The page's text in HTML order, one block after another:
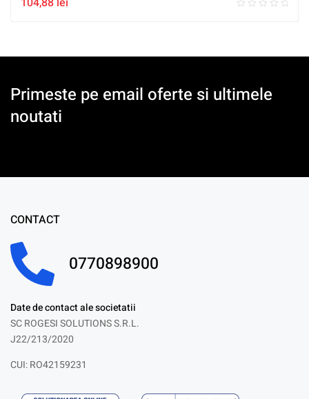
Primeste pe email oferte si ultimele
noutati
CONTACT
0770898900
Date de contact ale societatii
SC ROGESI SOLUTIONS S.R.L.
J22/213/2020
CUI: RO42159231